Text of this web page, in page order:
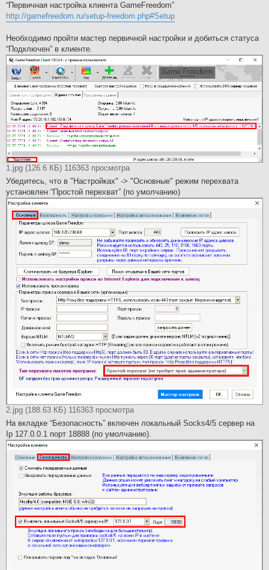
“Первичная настройка клиента GameFreedom”
http://gamefreedom.ru/setup-freedom.php#Setup
Необходимо пройти мастер первичной настройки и добиться статуса
“Подключен” в клиенте.
1.jpg (126.6 КБ) 116363 просмотра
Убедитесь, что в "Настройках" -> "Основные" режим перехвата
установлен “Простой перехват” (по умолчанию)
2.jpg (188.63 КБ) 116363 просмотра
На вкладке “Безопасность” включен локальный Socks4/5 сервер на
Ip 127.0.0.1 порт 18888 (по умолчанию).